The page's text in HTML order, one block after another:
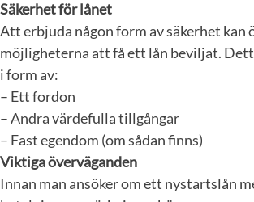
Säkerhet för lånet
Att erbjuda någon form av säkerhet kan
möjligheterna att få ett lån beviljat.
i form av:
– Ett fordon
– Andra värdefulla tillgångar
– Fast egendom (om sådan finns)
Viktiga överväganden
Innan man ansöker om ett nystartslån